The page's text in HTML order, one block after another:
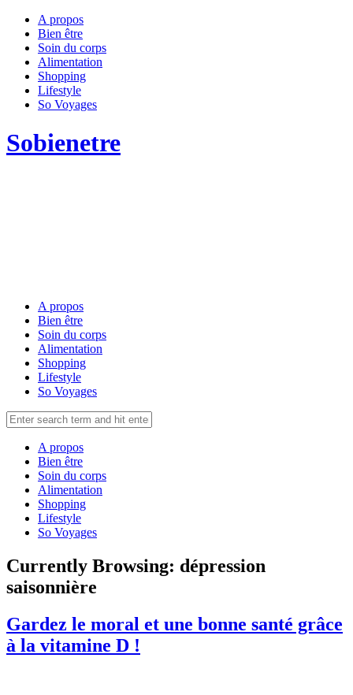
A propos
Bien être
Soin du corps
Alimentation
Shopping
Lifestyle
So Voyages
Sobienetre
A propos
Bien être
Soin du corps
Alimentation
Shopping
Lifestyle
So Voyages
A propos
Bien être
Soin du corps
Alimentation
Shopping
Lifestyle
So Voyages
Currently Browsing: dépression
saisonnière
Gardez le moral et une bonne santé grâce
à la vitamine D !